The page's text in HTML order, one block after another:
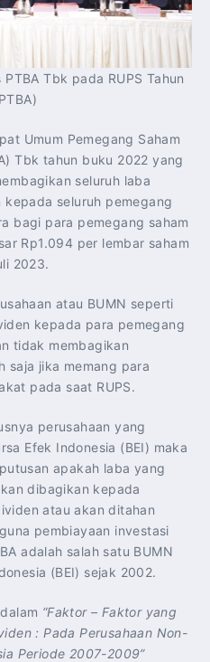
Tbk pada RUPS Tahun
Umum Pemegang Saham
Tbk tahun buku 2022 yang
seluruh laba
seluruh pemegang
bagi para pemegang saham
Rp1.094 per lembar saham
2023.
atau BUMN seperti
kepada para pemegang
tidak membagikan
saja jika memang para
pada saat RUPS.
perusahaan yang
Efek Indonesia (BEI) maka
apakah laba yang
dibagikan kepada
atau akan ditahan
pembiayaan investasi
adalah salah satu BUMN
(BEI) sejak 2002.
“Faktor – Faktor yang
: Pada Perusahaan Non-
Periode 2007-2009”